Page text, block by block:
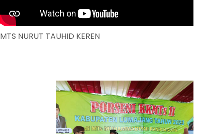
MTS NURUT TAUHID KEREN